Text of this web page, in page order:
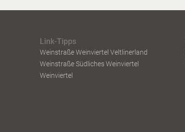
Link-Tipps
Weinstraße Weinviertel Veltlinerland
Weinstraße Südliches Weinviertel
Weinviertel